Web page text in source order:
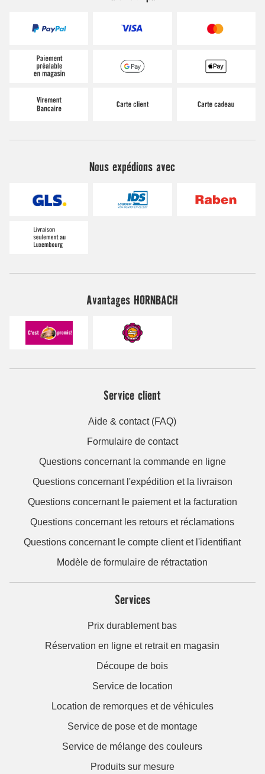
Nous expédions avec
Avantages HORNBACH
Service client
Aide & contact (FAQ)
Formulaire de contact
Questions concernant la commande en ligne
Questions concernant l'expédition et la livraison
Questions concernant le paiement et la facturation
Questions concernant les retours et réclamations
Questions concernant le compte client et l'identifiant
Modèle de formulaire de rétractation
Services
Prix durablement bas
Réservation en ligne et retrait en magasin
Découpe de bois
Service de location
Location de remorques et de véhicules
Service de pose et de montage
Service de mélange des couleurs
Produits sur mesure